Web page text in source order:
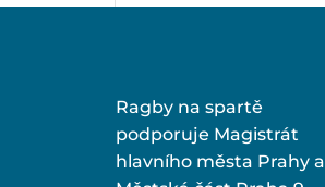
Ragby na spartě
podporuje Magistrát
hlavního města Prahy a